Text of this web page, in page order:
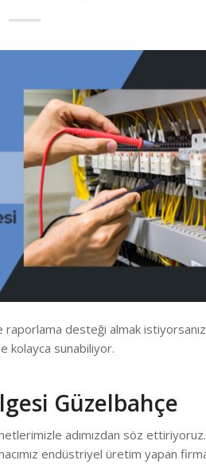
raporlama desteği almak
kolayca sunabiliyor.
Güzelbahçe
adımızdan söz
endüstriyel üretim yapan